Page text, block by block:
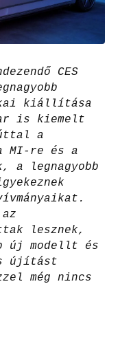
CES
kiállítása
is kiemelt
a
MI-re és a
a legnagyobb
lesznek,
új modellt és
újítást
még nincs